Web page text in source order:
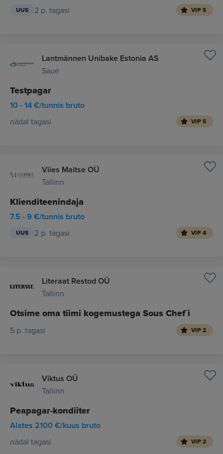
UUS 2 p. tagasi VIP 5
Lantmännen Unibake Estonia AS
Saue
Testpagar
10 - 14 €/tunnis bruto
nädal tagasi VIP 5
Viies Maitse OÜ
Tallinn
Klienditeenindaja
7.5 - 9 €/tunnis bruto
UUS 2 p. tagasi VIP 4
Literaat Restod OÜ
Tallinn
Otsime oma tiimi kogemustega Sous Chef´i
5 p. tagasi VIP 2
Viktus OÜ
Tallinn
Peapagar-kondiiter
Alates 2100 €/kuus bruto
nädal tagasi VIP 2